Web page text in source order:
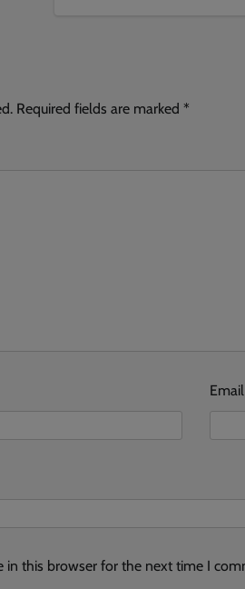
Required fields are marked *
Email
in this browser for the next time I